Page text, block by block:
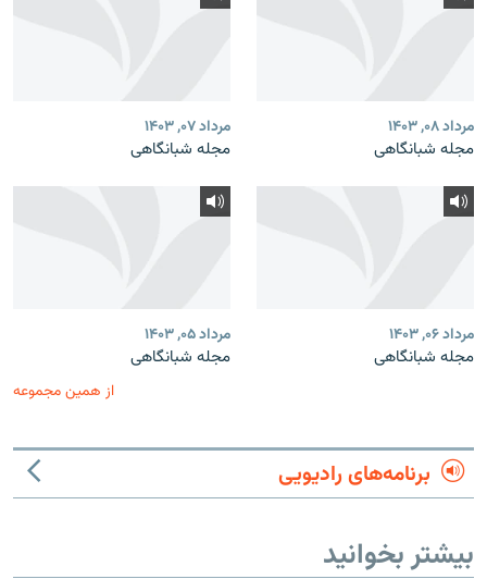
مرداد ۰۸, ۱۴۰۳
مجله شبانگاهی
مرداد ۰۷, ۱۴۰۳
مجله شبانگاهی
مرداد ۰۶, ۱۴۰۳
مجله شبانگاهی
مرداد ۰۵, ۱۴۰۳
مجله شبانگاهی
از همین مجموعه
برنامه‌های رادیویی
بیشتر بخوانید